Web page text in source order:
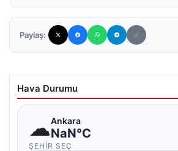
Paylaş:
Hava Durumu
☁Ankara
NaN°C
ŞEHIR SEÇ